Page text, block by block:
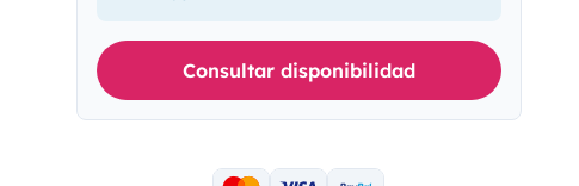
Consultar disponibilidad